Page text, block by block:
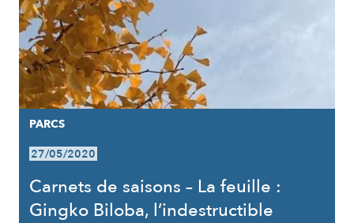
PARCS
27/05/2020
Carnets de saisons – La feuille :
Gingko Biloba, l’indestructible